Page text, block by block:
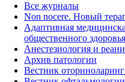
Все журналы
Non nocere. Новый
Адаптивная
общественного здоровья
Анестезиология и
Архив патологии
Вестник